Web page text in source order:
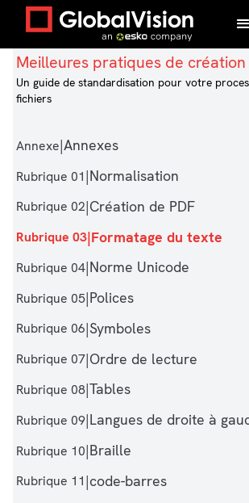
Accueil
Meilleures pratiques de
création graphique
Meilleures pratiques de
Un guide de standardisation pour votre
fichiers
Annexe|Annexes
Rubrique 01|Normalisation
Rubrique 02|Création de PDF
Rubrique 03|Formatage du texte
Rubrique 04|Norme Unicode
Rubrique 05|Polices
Rubrique 06|Symboles
Rubrique 07|Ordre de lecture
Rubrique 08|Tables
Rubrique 09|Langues de droite à
Rubrique 10|Braille
Rubrique 11|code-barres